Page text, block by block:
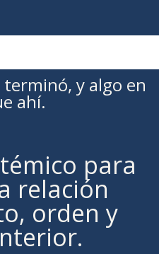
y algo en
ahí.
para
relación
orden y